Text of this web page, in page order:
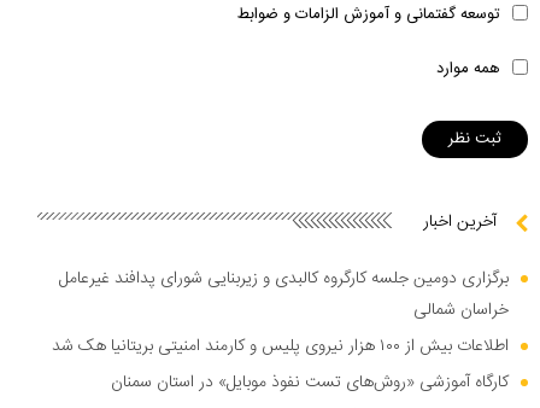
توسعه گفتمانی و آموزش الزامات و ضوابط
همه موارد
آخرین اخبار
برگزاری دومین جلسه کارگروه کالبدی و زیربنایی شورای پدافند غیرعامل
خراسان شمالی
اطلاعات بیش از ۱۰۰ هزار نیروی پلیس و کارمند امنیتی بریتانیا هک شد
کارگاه آموزشی «روش‌های تست نفوذ موبایل» در استان سمنان